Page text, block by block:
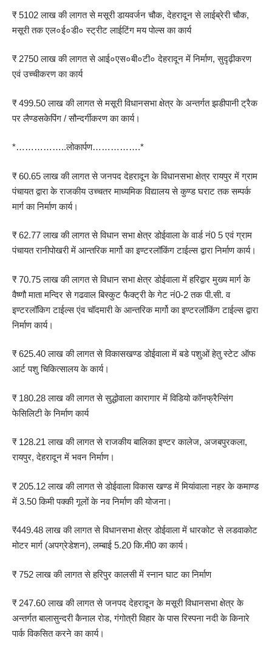
₹ 5102 लाख की लागत से मसूरी डायवर्जन चौक, देहरादून से लाईब्रेरी चौक,
मसूरी तक एल०ई०डी० स्ट्रीट लाईटिंग मय पोल्स का कार्य
₹ 2750 लाख की लागत से आई०एस०बी०टी० देहरादून में निर्माण, सुदृढ़ीकरण
एवं उच्चीकरण का कार्य
₹ 499.50 लाख की लागत से मसूरी विधानसभा क्षेत्र के अन्तर्गत झडीपानी ट्रैक
पर लैण्डसकेपिंग / सौन्दर्गीकरण का कार्य।
*……………..लोकार्पण…………….*
₹ 60.65 लाख की लागत से जनपद देहरादून के विधानसभा क्षेत्र रायपुर में ग्राम
पंचायत द्वारा के राजकीय उच्चतर माध्यमिक विद्यालय से कुण्ड घराट तक सम्पर्क
मार्ग का निर्माण कार्य।
₹ 62.77 लाख की लागत से विधान सभा क्षेत्र डोईवाला के वार्ड नं0 5 एवं ग्राम
पंचायत रानीपोखरी में आन्तरिक मार्गो का इण्टरलॉकिंग टाईल्स द्वारा निर्माण कार्य।
₹ 70.75 लाख की लागत से विधान सभा क्षेत्र डोईवाला में हरिद्वार मुख्य मार्ग के
वैष्णौ माता मन्दिर से गढवाल बिस्कुट फैक्ट्री के गेट नं0-2 तक पी.सी. व
इण्टरलॉकिग टाईल्स एंव चॉदमारी के आन्तरिक मार्गो का इण्टरलॉकिंग टाईल्स द्वारा
निर्माण कार्य।
₹ 625.40 लाख की लागत से विकासखण्ड डोईवाला में बडे पशुओं हेतु स्टेट ऑफ
आर्ट पशु चिकित्सालय के कार्य।
₹ 180.28 लाख की लागत से सुद्धोवाला कारागार में विडियो कॉनफ्रैन्सिंग
फेसिलिटी के निर्माण कार्य
₹ 128.21 लाख की लागत से राजकीय बालिका इण्टर कालेज, अजबपुरकला,
रायपुर, देहरादून में भवन निर्माण।
₹ 205.12 लाख की लागत से डोईवाला विकास खण्ड में मियांवाला नहर के कमाण्ड
में 3.50 किमी पक्की गूलों के नव निर्माण की योजना।
₹449.48 लाख की लागत से विधानसभा क्षेत्र डोईवाला में धारकोट से लडवाकोट
मोटर मार्ग (अपग्रेडेशन), लम्बाई 5.20 कि.मी0 का कार्य।
₹ 752 लाख की लागत से हरिपुर कालसी में स्नान घाट का निर्माण
₹ 247.60 लाख की लागत से जनपद देहरादून के मसूरी विधानसभा क्षेत्र के
अन्तर्गत बालासुन्दरी कैनाल रोड, गंगोत्री विहार के पास रिस्पना नदी के किनारे
पार्क विकसित करने का कार्य।